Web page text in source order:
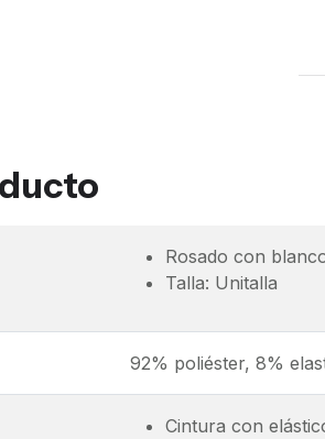
Rosado con
Talla: Unitalla
92% poliéster, 8%
Cintura con